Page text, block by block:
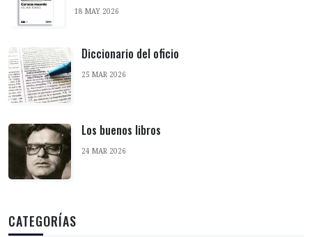
18 MAY 2026
Diccionario del oficio
25 MAR 2026
Los buenos libros
24 MAR 2026
CATEGORÍAS